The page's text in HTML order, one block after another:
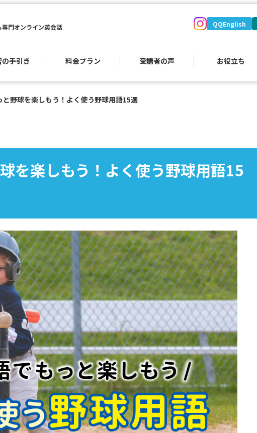
専門オンライン英会話
手引き 料金プラン 受講者の声 お役立ち
QQEnglish
と野球を楽しもう！よく使う野球用語15選
を楽しもう！よく使う野球用語15